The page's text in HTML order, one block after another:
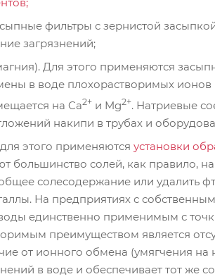
фильтры с зернистой
загрязнений;
Для этого применяются
в воде плохорастворимых ионов
на Ca2+ и Mg2+. Натриевые
накипи в трубах и
этого применяются установки
большинство солей, как правило,
солесодержание или удалить
На предприятиях с
единственно применимым с
преимуществом является
от ионного обмена (умягчения на
в воде и обеспечивает тот же